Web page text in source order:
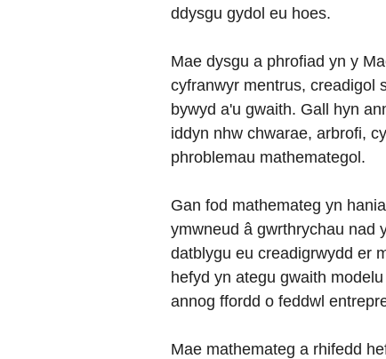
ddysgu gydol eu hoes.
Mae dysgu a phrofiad yn y
cyfranwyr mentrus, creadigol
bywyd a'u gwaith. Gall hyn
iddyn nhw chwarae, arbrofi,
phroblemau mathemategol.
Gan fod mathemateg yn
ymwneud â gwrthrychau nad
datblygu eu creadigrwydd er
hefyd yn ategu gwaith
annog ffordd o feddwl
Mae mathemateg a rhifedd